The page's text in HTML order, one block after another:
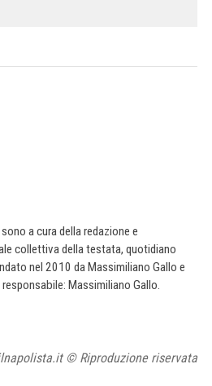
a cura della redazione e
collettiva della testata, quotidiano
nel 2010 da Massimiliano Gallo e
Massimiliano Gallo.
© Riproduzione riservata